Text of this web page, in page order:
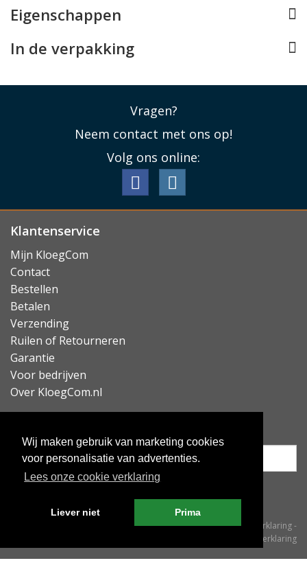
Wij maken gebruik van marketing cookies
voor personalisatie van advertenties.
Lees onze cookie verklaring
Liever niet Prima
Eigenschappen
In de verpakking
Vragen?
Neem contact met ons op!
Volg ons online:
Klantenservice
Mijn KloegCom
Contact
Bestellen
Betalen
Verzending
Ruilen of Retourneren
Garantie
Voor bedrijven
Over KloegCom.nl
Algemene voorwaarden-Cookieverklaring-
Privacyverklaring